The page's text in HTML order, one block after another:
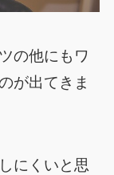
の他にもワ
が出てきま
にくいと思